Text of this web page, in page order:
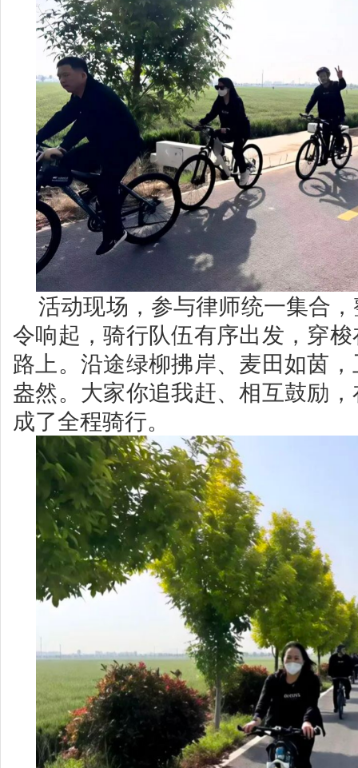
活动现场，参与律师统一集合
令响起，骑行队伍有序出发，穿
路上。沿途绿柳拂岸、麦田如茵
盎然。大家你追我赶、相互鼓励
成了全程骑行。